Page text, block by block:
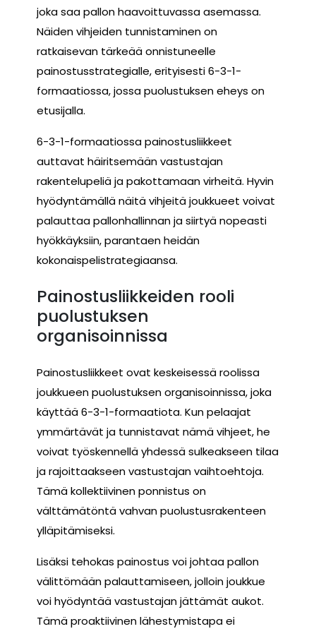
joka saa pallon haavoittuvassa asemassa.
Näiden vihjeiden tunnistaminen on
ratkaisevan tärkeää onnistuneelle
painostusstrategialle, erityisesti 6-3-1-
formaatiossa, jossa puolustuksen eheys on
etusijalla.
6-3-1-formaatiossa painostusliikkeet
auttavat häiritsemään vastustajan
rakentelupeliä ja pakottamaan virheitä. Hyvin
hyödyntämällä näitä vihjeitä joukkueet voivat
palauttaa pallonhallinnan ja siirtyä nopeasti
hyökkäyksiin, parantaen heidän
kokonaispelistrategiaansa.
Painostusliikkeiden rooli
puolustuksen
organisoinnissa
Painostusliikkeet ovat keskeisessä roolissa
joukkueen puolustuksen organisoinnissa, joka
käyttää 6-3-1-formaatiota. Kun pelaajat
ymmärtävät ja tunnistavat nämä vihjeet, he
voivat työskennellä yhdessä sulkeakseen tilaa
ja rajoittaakseen vastustajan vaihtoehtoja.
Tämä kollektiivinen ponnistus on
välttämätöntä vahvan puolustusrakenteen
ylläpitämiseksi.
Lisäksi tehokas painostus voi johtaa pallon
välittömään palauttamiseen, jolloin joukkue
voi hyödyntää vastustajan jättämät aukot.
Tämä proaktiivinen lähestymistapa ei